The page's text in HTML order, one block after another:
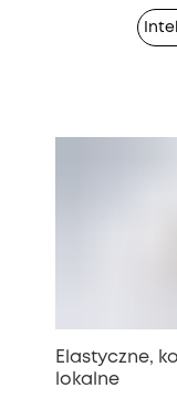
Elastyczne,
lokalne